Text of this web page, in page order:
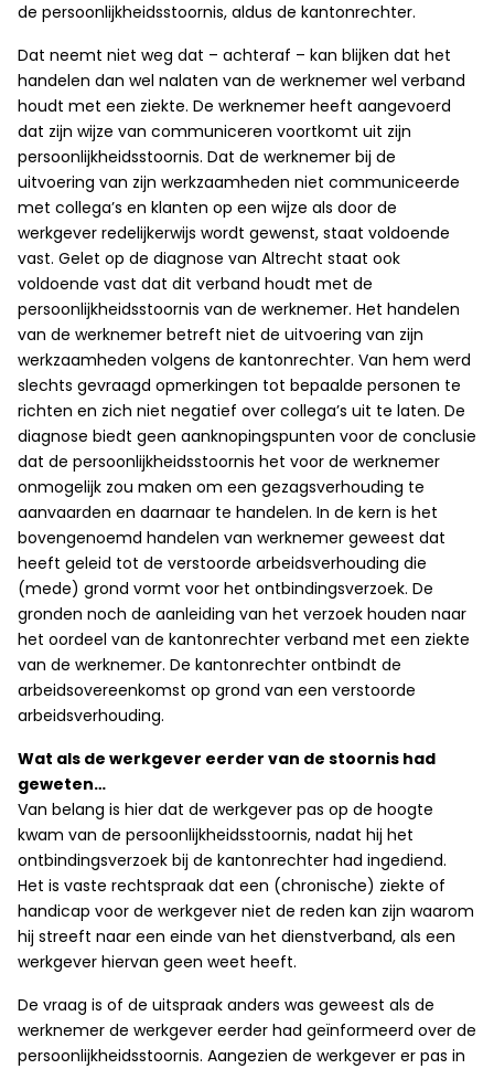
de persoonlijkheidsstoornis, aldus de kantonrechter.
Dat neemt niet weg dat – achteraf – kan blijken dat het
handelen dan wel nalaten van de werknemer wel verband
houdt met een ziekte. De werknemer heeft aangevoerd
dat zijn wijze van communiceren voortkomt uit zijn
persoonlijkheidsstoornis. Dat de werknemer bij de
uitvoering van zijn werkzaamheden niet communiceerde
met collega’s en klanten op een wijze als door de
werkgever redelijkerwijs wordt gewenst, staat voldoende
vast. Gelet op de diagnose van Altrecht staat ook
voldoende vast dat dit verband houdt met de
persoonlijkheidsstoornis van de werknemer. Het handelen
van de werknemer betreft niet de uitvoering van zijn
werkzaamheden volgens de kantonrechter. Van hem werd
slechts gevraagd opmerkingen tot bepaalde personen te
richten en zich niet negatief over collega’s uit te laten. De
diagnose biedt geen aanknopingspunten voor de conclusie
dat de persoonlijkheidsstoornis het voor de werknemer
onmogelijk zou maken om een gezagsverhouding te
aanvaarden en daarnaar te handelen. In de kern is het
bovengenoemd handelen van werknemer geweest dat
heeft geleid tot de verstoorde arbeidsverhouding die
(mede) grond vormt voor het ontbindingsverzoek. De
gronden noch de aanleiding van het verzoek houden naar
het oordeel van de kantonrechter verband met een ziekte
van de werknemer. De kantonrechter ontbindt de
arbeidsovereenkomst op grond van een verstoorde
arbeidsverhouding.
Wat als de werkgever eerder van de stoornis had
geweten…
Van belang is hier dat de werkgever pas op de hoogte
kwam van de persoonlijkheidsstoornis, nadat hij het
ontbindingsverzoek bij de kantonrechter had ingediend.
Het is vaste rechtspraak dat een (chronische) ziekte of
handicap voor de werkgever niet de reden kan zijn waarom
hij streeft naar een einde van het dienstverband, als een
werkgever hiervan geen weet heeft.
De vraag is of de uitspraak anders was geweest als de
werknemer de werkgever eerder had geïnformeerd over de
persoonlijkheidsstoornis. Aangezien de werkgever er pas in